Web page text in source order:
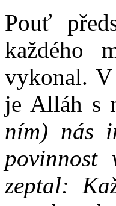
Pouť
každého
vykonal.
je Alláh s
ním) nás
povinnost
zeptal: